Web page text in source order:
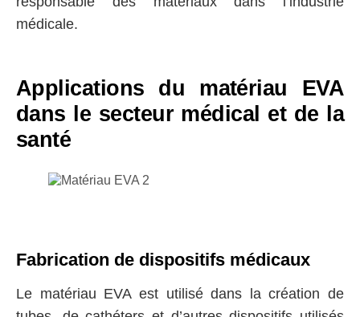
médicale.
Applications du matériau EVA
dans le secteur médical et de la
santé
Fabrication de dispositifs médicaux
Le matériau EVA est utilisé dans la création de